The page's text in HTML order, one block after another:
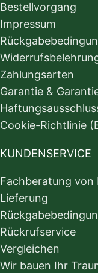
Bestellvorgang
Impressum
Zahlungsarten
Garantie &
Cookie-Richtlinie
KUNDENSERVICE
Fachberatung von
Lieferung
Rückrufservice
Vergleichen
Wir bauen Ihr